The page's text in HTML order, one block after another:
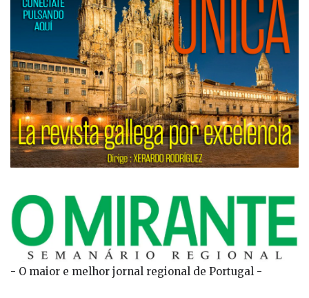
- O maior e melhor jornal regional de Portugal -